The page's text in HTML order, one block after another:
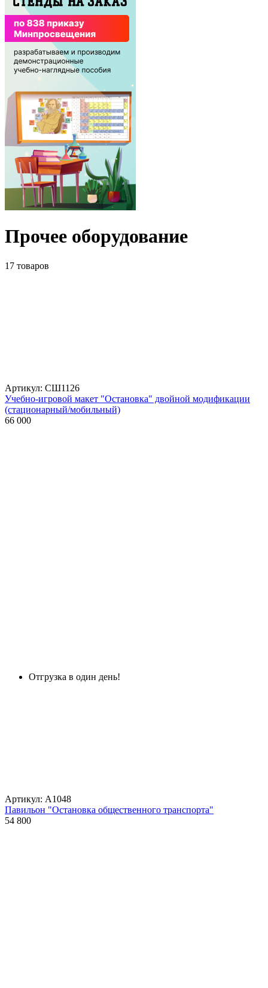
Прочее оборудование
17 товаров
Артикул: СШ1126
Учебно-игровой макет "Остановка" двойной модификации
(стационарный/мобильный)
66 000
Отгрузка в один день!
Артикул: А1048
Павильон "Остановка общественного транспорта"
54 800